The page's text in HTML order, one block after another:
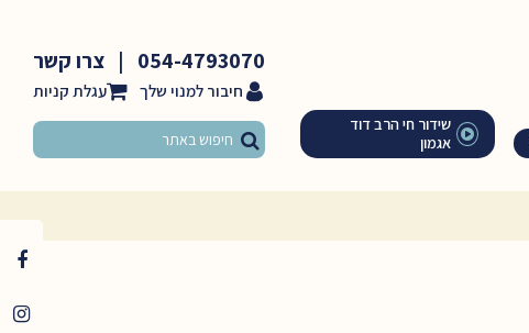
שידור חי הרב דוד
אגמון
054-4793070
| צרו קשר
חיבור למנוי שלך